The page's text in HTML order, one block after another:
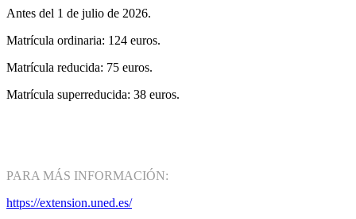
Antes del 1 de julio de 2026.
Matrícula ordinaria: 124 euros.
Matrícula reducida: 75 euros.
Matrícula superreducida: 38 euros.
PARA MÁS INFORMACIÓN:
https://extension.uned.es/